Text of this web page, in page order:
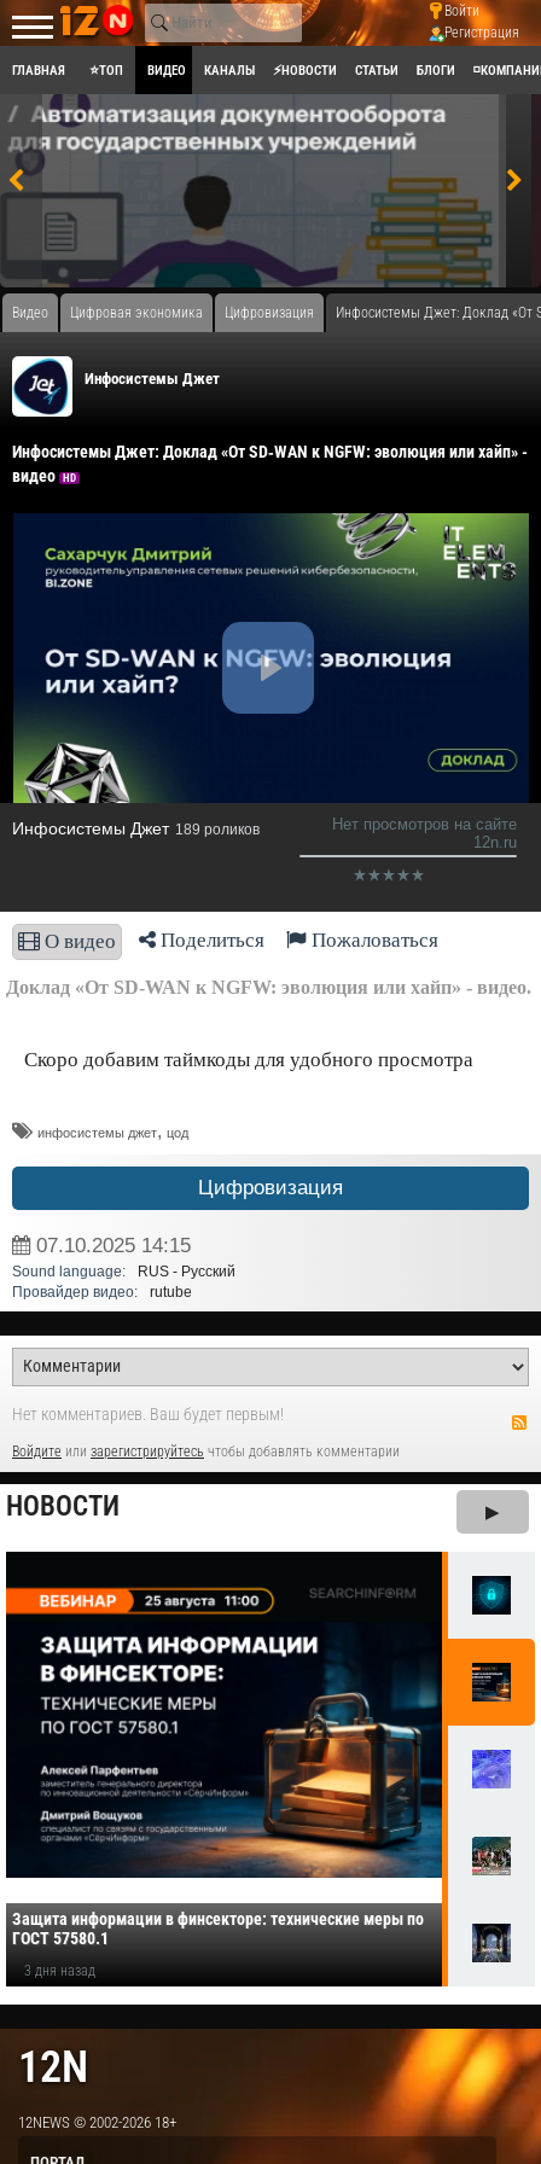
Войти
Регистрация
ГЛАВНАЯ ⭐ТОП ВИДЕО КАНАЛЫ ⚡НОВОСТИ СТАТЬИ БЛОГИ
Видео Цифровая экономика Цифровизация Инфосистемы Джет: Доклад «От
Инфосистемы Джет
Инфосистемы Джет: Доклад «От SD‑WAN к NGFW: эволюция или хайп» -
видео
HD
Инфосистемы Джет 189 роликов
Нет просмотров на сайте
12n.ru
О видео Поделиться Пожаловаться
Доклад «От SD‑WAN к NGFW: эволюция или хайп» - видео.
Скоро добавим таймкоды для удобного просмотра
инфосистемы джет, цод
Цифровизация
07.10.2025 14:15
Sound language:
RUS - Русский
Провайдер видео:
rutube
Нет комментариев. Ваш будет первым!
Войдите или зарегистрируйтесь чтобы добавлять комментарии
НОВОСТИ ▶
Защита информации в финсекторе: технические меры по
ГОСТ 57580.1
3 дня назад
12N
12NEWS © 2002-2026 18+